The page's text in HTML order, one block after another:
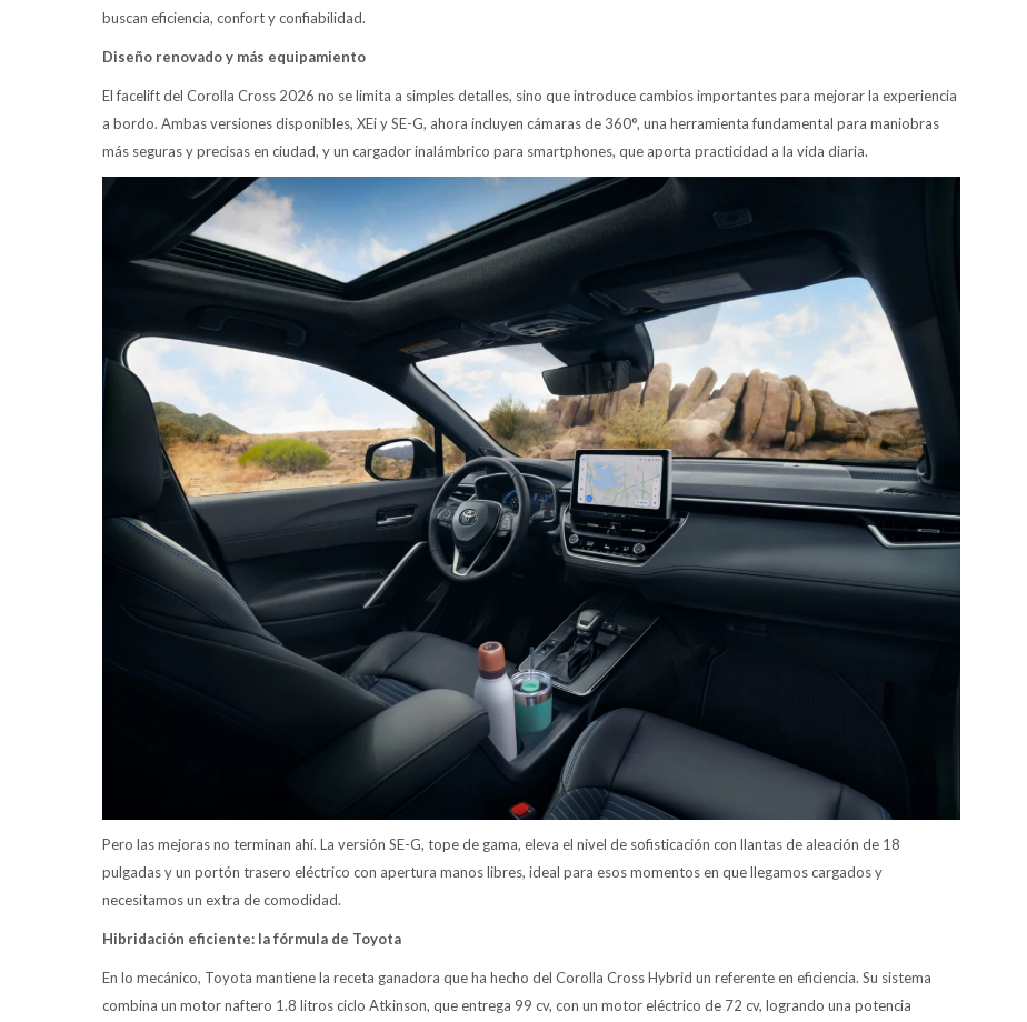
buscan eficiencia, confort y confiabilidad.
Diseño renovado y más equipamiento
El facelift del Corolla Cross 2026 no se limita a simples detalles, sino que introduce cambios importantes para mejorar la experiencia
a bordo. Ambas versiones disponibles, XEi y SE-G, ahora incluyen cámaras de 360°, una herramienta fundamental para maniobras
más seguras y precisas en ciudad, y un cargador inalámbrico para smartphones, que aporta practicidad a la vida diaria.
Pero las mejoras no terminan ahí. La versión SE-G, tope de gama, eleva el nivel de sofisticación con llantas de aleación de 18
pulgadas y un portón trasero eléctrico con apertura manos libres, ideal para esos momentos en que llegamos cargados y
necesitamos un extra de comodidad.
Hibridación eficiente: la fórmula de Toyota
En lo mecánico, Toyota mantiene la receta ganadora que ha hecho del Corolla Cross Hybrid un referente en eficiencia. Su sistema
combina un motor naftero 1.8 litros ciclo Atkinson, que entrega 99 cv, con un motor eléctrico de 72 cv, logrando una potencia